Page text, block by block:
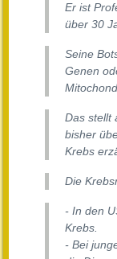
Er ist
über 30
Seine
Genen
Das stellt
bisher
Krebs
Die
- In den
Krebs.
- Bei